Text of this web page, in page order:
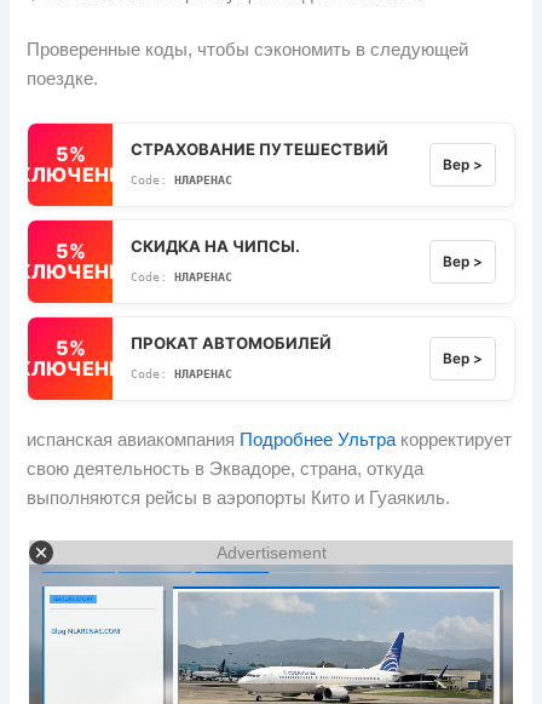
Проверенные коды, чтобы сэкономить в следующей
поездке.
5%
СТРАХОВАНИЕ ПУТЕШЕСТВИЙ
НЛАРЕНАС
Вер >
5%
СКИДКА НА ЧИПСЫ.
НЛАРЕНАС
Вер >
5%
ПРОКАТ АВТОМОБИЛЕЙ
НЛАРЕНАС
Вер >
испанская авиакомпания Подробнее Ультра корректирует
свою деятельность в Эквадоре, страна, откуда
выполняются рейсы в аэропорты Кито и Гуаякиль.
Advertisement